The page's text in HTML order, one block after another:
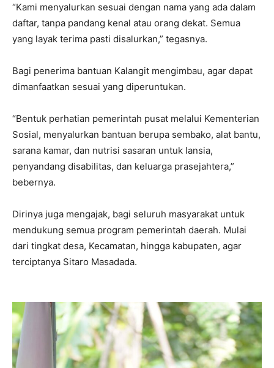
“Kami menyalurkan sesuai dengan nama yang ada dalam
daftar, tanpa pandang kenal atau orang dekat. Semua
yang layak terima pasti disalurkan,” tegasnya.
Bagi penerima bantuan Kalangit mengimbau, agar dapat
dimanfaatkan sesuai yang diperuntukan.
“Bentuk perhatian pemerintah pusat melalui Kementerian
Sosial, menyalurkan bantuan berupa sembako, alat bantu,
sarana kamar, dan nutrisi sasaran untuk lansia,
penyandang disabilitas, dan keluarga prasejahtera,”
bebernya.
Dirinya juga mengajak, bagi seluruh masyarakat untuk
mendukung semua program pemerintah daerah. Mulai
dari tingkat desa, Kecamatan, hingga kabupaten, agar
terciptanya Sitaro Masadada.